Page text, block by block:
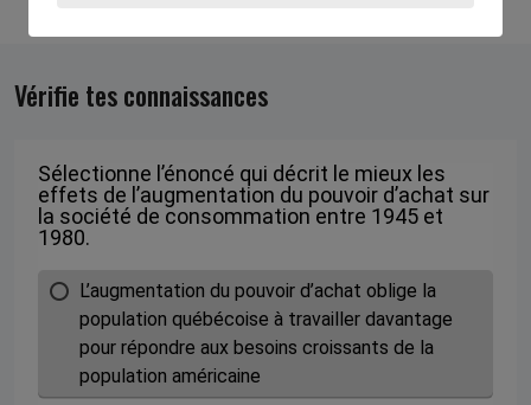
Vérifie tes connaissances